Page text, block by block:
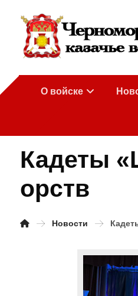
О войске
Кадеты
орств
Новости